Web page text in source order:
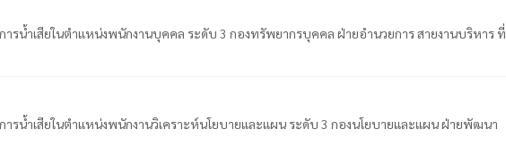
รน้ำเสียในตำแหน่งพนักงานบุคคล ระดับ 3 กองทรัพยากรบุคคล ฝ่ายอำนวยการ สายงานบริหาร ที่
รน้ำเสียในตำแหน่งพนักงานวิเคราะห์นโยบายและแผน ระดับ 3 กองนโยบายและแผน ฝ่ายพัฒนา